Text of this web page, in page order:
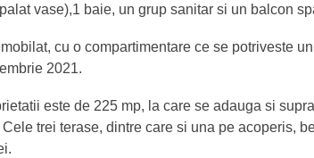
vase),1 baie, un grup sanitar si un balcon
cu o compartimentare ce se potriveste
2021.
este de 225 mp, la care se adauga si
trei terase, dintre care si una pe acoperis,